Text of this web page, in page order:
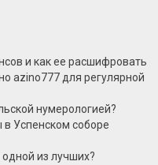
и как ее расшифровать
azino777 для регулярной
нумерологией?
Успенском соборе
из лучших?